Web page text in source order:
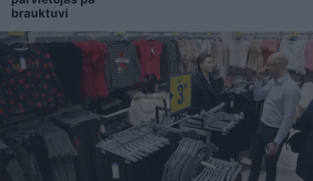
brauktuvi